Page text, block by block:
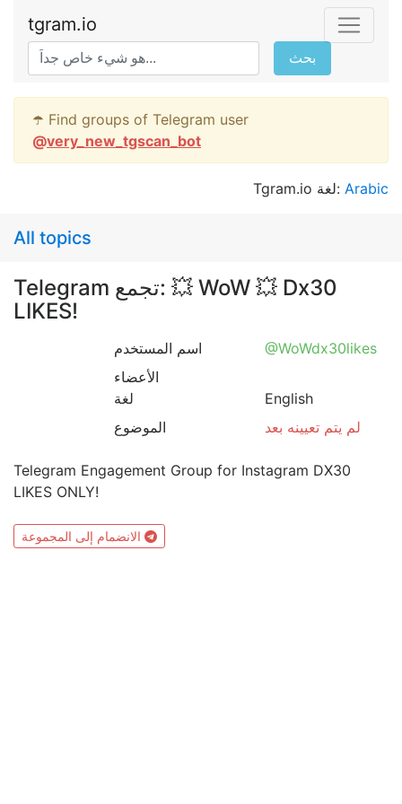
tgram.io
بحث
☂️ Find groups of Telegram user
@very_new_tgscan_bot
Tgram.io لغة: Arabic
All topics
Telegram تجمع: 💥 WoW 💥 Dx30
LIKES!
اسم المستخدم
@WoWdx30likes
الأعضاء
لغة
English
الموضوع
لم يتم تعيينه بعد
Telegram Engagement Group for Instagram DX30
LIKES ONLY!